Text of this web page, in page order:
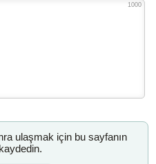
1000
ulaşmak için bu sayfanın